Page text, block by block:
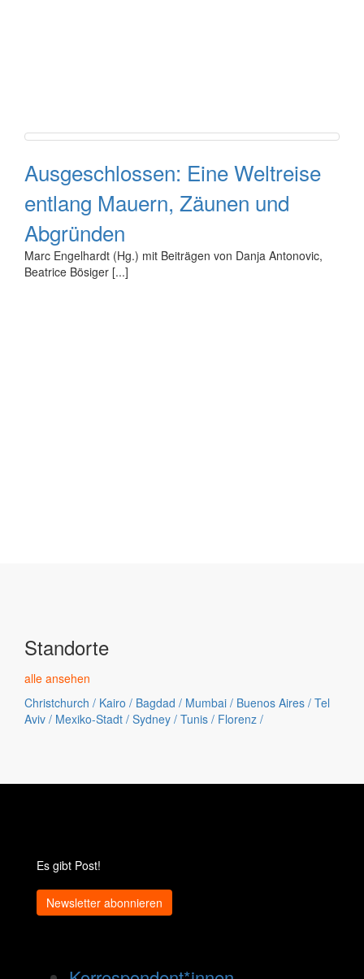
Ausgeschlossen: Eine Weltreise
entlang Mauern, Zäunen und
Abgründen
Marc Engelhardt (Hg.) mit Beiträgen von Danja Antonovic,
Beatrice Bösiger [...]
Standorte
alle ansehen
Christchurch / Kairo / Bagdad / Mumbai / Buenos Aires / Tel
Aviv / Mexiko-Stadt / Sydney / Tunis / Florenz /
Es gibt Post!
Newsletter abonnieren